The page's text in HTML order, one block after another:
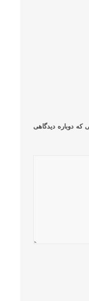
که دوباره دیدگاهی